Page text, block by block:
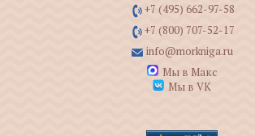
+7 (495) 662-97-58
+7 (800) 707-52-17
info@morkniga.ru
Мы в Макс
Мы в VK